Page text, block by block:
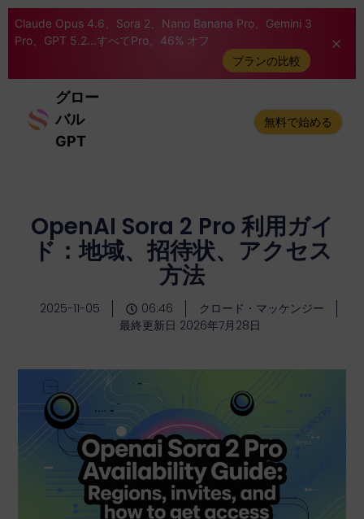
Claude Opus 4.6、Sora 2、Nano Banana Pro、Gemini 3
Pro、GPT 5.2...すべてPro。46% オフ
プランの比較
グロー
バル
GPT
無料で始める
OpenAI Sora 2 Pro 利用ガイ
ド：地域、招待状、アクセス
方法
2025-11-05 06:46
クロード・マッケンジー
最終更新日 2026年7月28日